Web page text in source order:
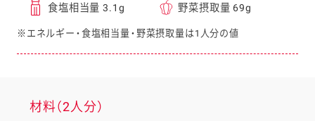
食塩相当量 3.1g
野菜摂取量 69g
※エネルギー・食塩相当量・野菜摂取量は1人分の値
材料（2人分）